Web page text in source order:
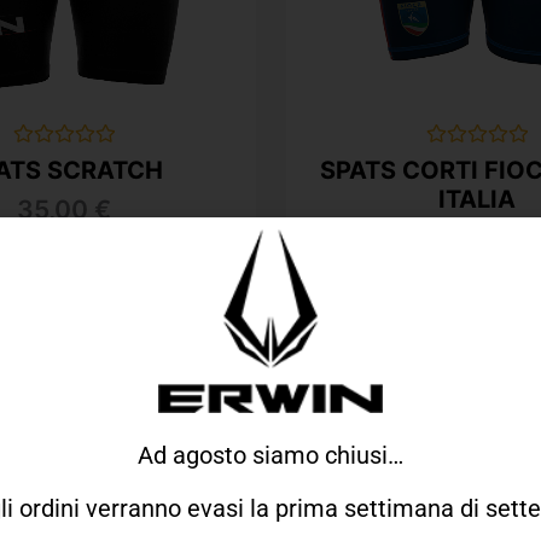
Valutato
0
su
5
SCRATCH
35,00 €
Valutato
0
su
5
SPATS CORTI
ITALIA
Ad agosto siamo chiusi…
ordini verranno evasi la prima settimana di